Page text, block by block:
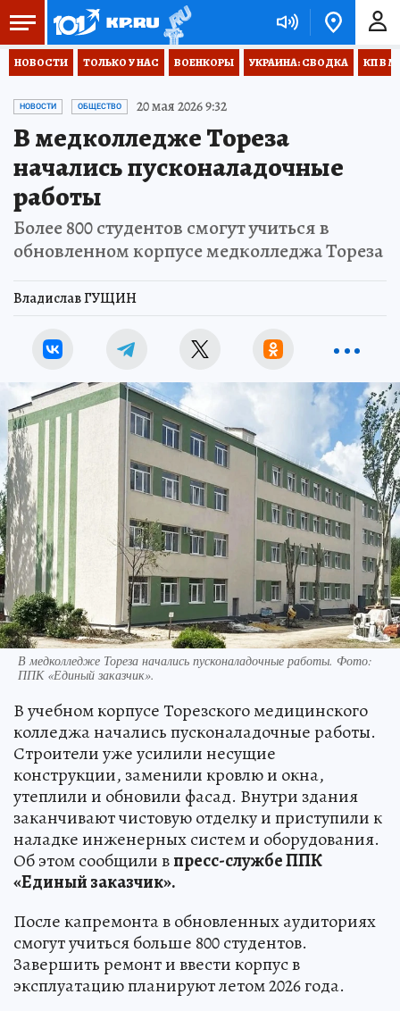
НОВОСТИ ТОЛЬКО У НАС ВОЕНКОРЫ УКРАИНА: СВОДКА КП В
НОВОСТИ ОБЩЕСТВО 20 мая 2026 9:32
В медколледже Тореза
начались пусконаладочные
работы
Более 800 студентов смогут учиться в
обновленном корпусе медколледжа Тореза
Владислав ГУЩИН
В медколледже Тореза начались пусконаладочные работы. Фото:
ППК «Единый заказчик».
В учебном корпусе Торезского медицинского
колледжа начались пусконаладочные работы.
Строители уже усилили несущие
конструкции, заменили кровлю и окна,
утеплили и обновили фасад. Внутри здания
заканчивают чистовую отделку и приступили к
наладке инженерных систем и оборудования.
Об этом сообщили впресс-службе ППК
«Единый заказчик».
После капремонта в обновленных аудиториях
смогут учиться больше 800 студентов.
Завершить ремонт и ввести корпус в
эксплуатацию планируют летом 2026 года.